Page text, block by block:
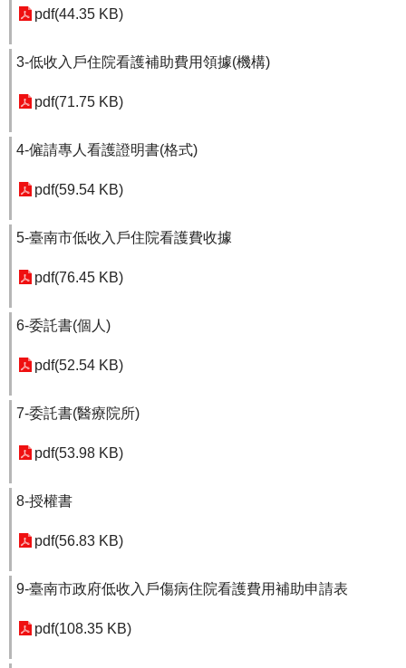
pdf(44.35 KB)
3-低收入戶住院看護補助費用領據(機構)
pdf(71.75 KB)
4-僱請專人看護證明書(格式)
pdf(59.54 KB)
5-臺南市低收入戶住院看護費收據
pdf(76.45 KB)
6-委託書(個人)
pdf(52.54 KB)
7-委託書(醫療院所)
pdf(53.98 KB)
8-授權書
pdf(56.83 KB)
9-臺南市政府低收入戶傷病住院看護費用補助申請表
pdf(108.35 KB)